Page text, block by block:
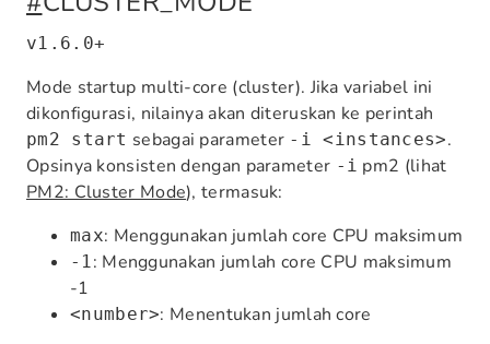
v1.6.0+
Mode startup multi-core (cluster). Jika variabel ini
dikonfigurasi, nilainya akan diteruskan ke perintah
pm2 start sebagai parameter -i <instances>.
Opsinya konsisten dengan parameter -i pm2 (lihat
PM2: Cluster Mode), termasuk:
max: Menggunakan jumlah core CPU maksimum
-1: Menggunakan jumlah core CPU maksimum
-1
<number>: Menentukan jumlah core